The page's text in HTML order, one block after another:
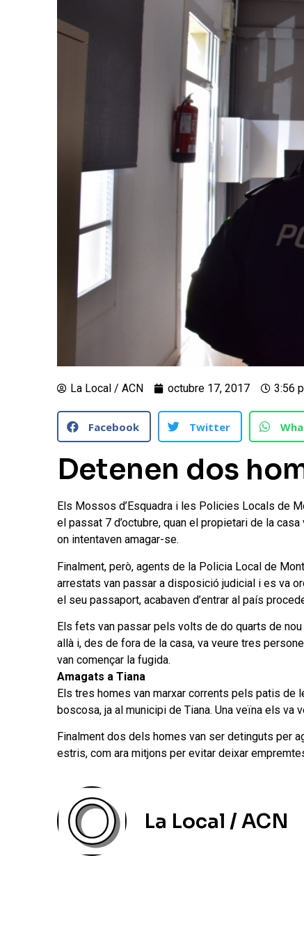
La Local / ACN octubre 17, 2017 3:56
Facebook Twitter
Detenen dos
Els Mossos d’Esquadra i les Policies Locals de
el passat 7 d’octubre, quan el propietari de la
on intentaven amagar-se.
Finalment, però, agents de la Policia Local de
arrestats van passar a disposició judicial i es va
el seu passaport, acabaven d’entrar al país
Els fets van passar pels volts de do quarts de nou
allà i, des de fora de la casa, va veure tres
van començar la fugida.
Amagats a Tiana
Els tres homes van marxar corrents pels patis de
boscosa, ja al municipi de Tiana. Una veïna els
Finalment dos dels homes van ser detinguts per
estris, com ara mitjons per evitar deixar
La Local / ACN